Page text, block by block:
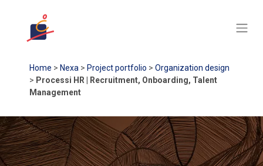
Home > Nexa > Project portfolio > Organization design
> Processi HR | Recruitment, Onboarding, Talent
Management